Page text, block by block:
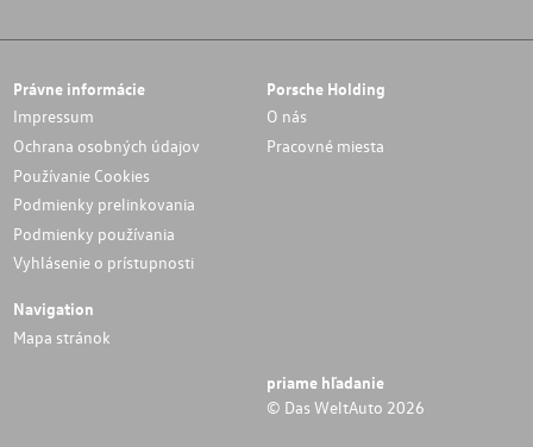
Právne informácie
Impressum
Ochrana osobných údajov
Používanie Cookies
Podmienky prelinkovania
Podmienky používania
Vyhlásenie o prístupnosti
Porsche Holding
O nás
Pracovné miesta
Navigation
Mapa stránok
priame hľadanie
© Das WeltAuto 2026